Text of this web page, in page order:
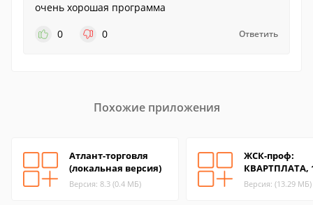
очень хорошая программа
0
0 Ответить
Похожие приложения
Атлант-торговля
(локальная версия)
Версия: 8.3 (0.4 МБ)
ЖСК-проф:
КВАРТПЛАТА,
Версия: (13.29 МБ)